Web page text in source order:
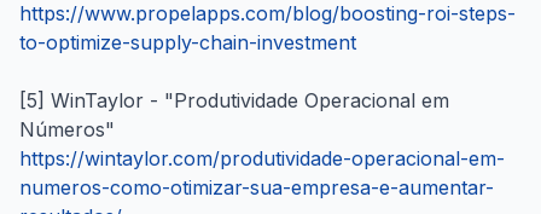
https://www.propelapps.com/blog/boosting-roi-steps-
to-optimize-supply-chain-investment
[5] WinTaylor - "Produtividade Operacional em
Números"
https://wintaylor.com/produtividade-operacional-em-
numeros-como-otimizar-sua-empresa-e-aumentar-